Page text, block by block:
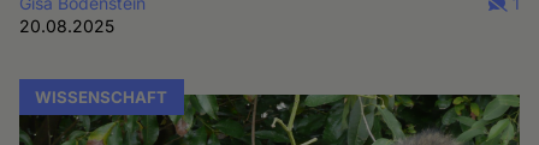
20.08.2025
WISSENSCHAFT